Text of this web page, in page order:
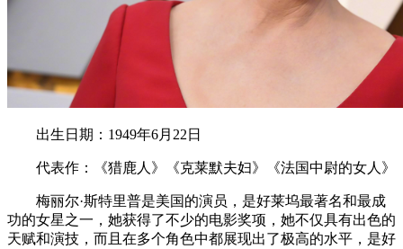
出生日期：1949年6月22日
代表作：《猎鹿人》《克莱默夫妇》《法国中尉的女人》
梅丽尔·斯特里普是美国的演员，是好莱坞最著名和最成
功的女星之一，她获得了不少的电影奖项，她不仅具有出色的
天赋和演技，而且在多个角色中都展现出了极高的水平，是好